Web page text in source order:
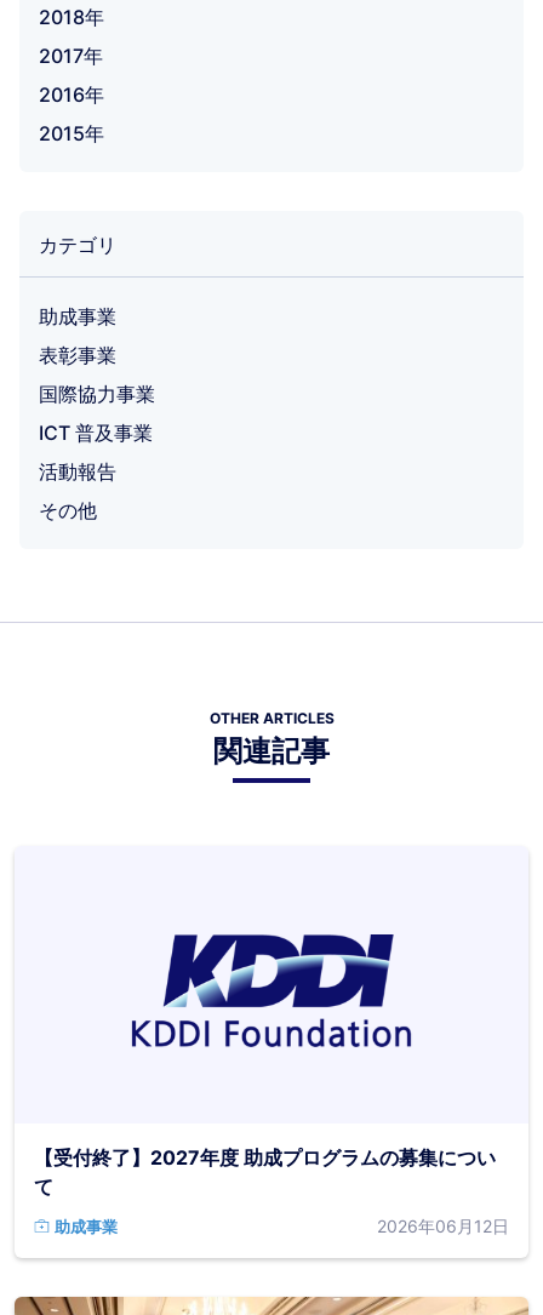
2018年
2017年
2016年
2015年
カテゴリ
助成事業
表彰事業
国際協力事業
ICT 普及事業
活動報告
その他
OTHER ARTICLES
関連記事
【受付終了】2027年度 助成プログラムの募集につい
て
助成事業 2026年06月12日